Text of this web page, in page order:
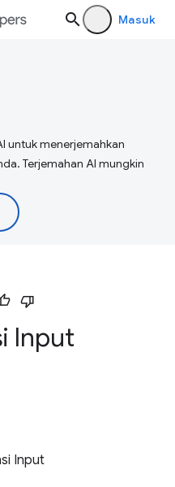
Masuk
untuk menerjemahkan
Terjemahan AI mungkin
Input
Input